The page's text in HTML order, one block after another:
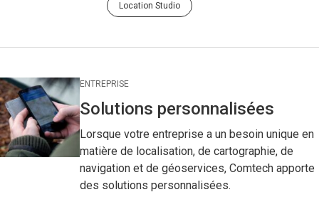
Location Studio
ENTREPRISE
Solutions personnalisées
Lorsque votre entreprise a un besoin unique en
matière de localisation, de cartographie, de
navigation et de géoservices, Comtech apporte
des solutions personnalisées.